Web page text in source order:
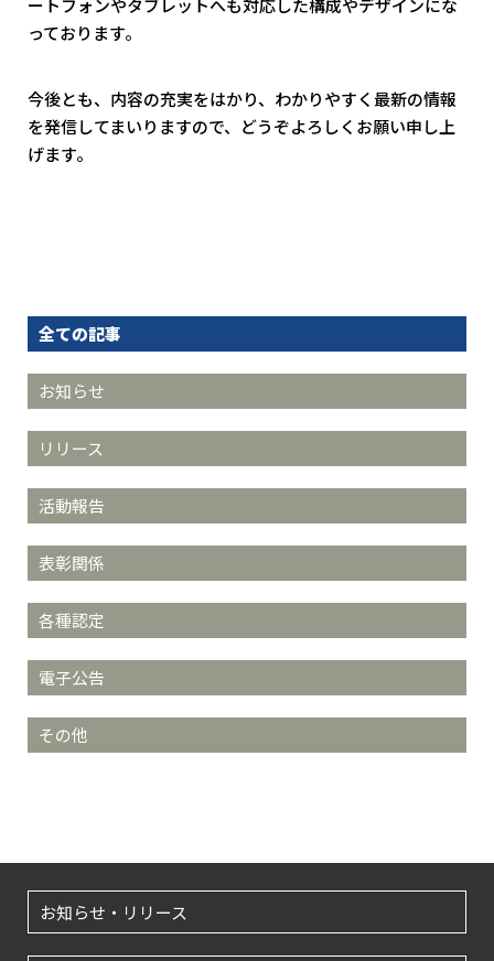
ートフォンやタブレットへも対応した構成やデザインにな
っております。
今後とも、内容の充実をはかり、わかりやすく最新の情報
を発信してまいりますので、どうぞよろしくお願い申し上
げます。
全ての記事
お知らせ
リリース
活動報告
表彰関係
各種認定
電子公告
その他
お知らせ・リリース